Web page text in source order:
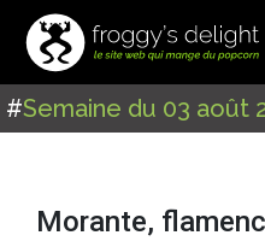
#Semaine du 03 août
Morante,